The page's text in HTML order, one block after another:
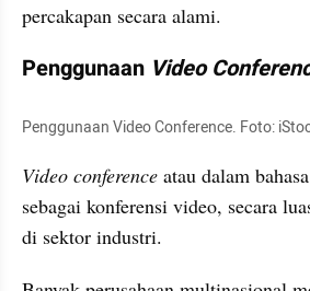
percakapan secara alami.
Penggunaan Video
Penggunaan Video Conference. Foto:
Video conference atau dalam
sebagai konferensi video, secara
di sektor industri.